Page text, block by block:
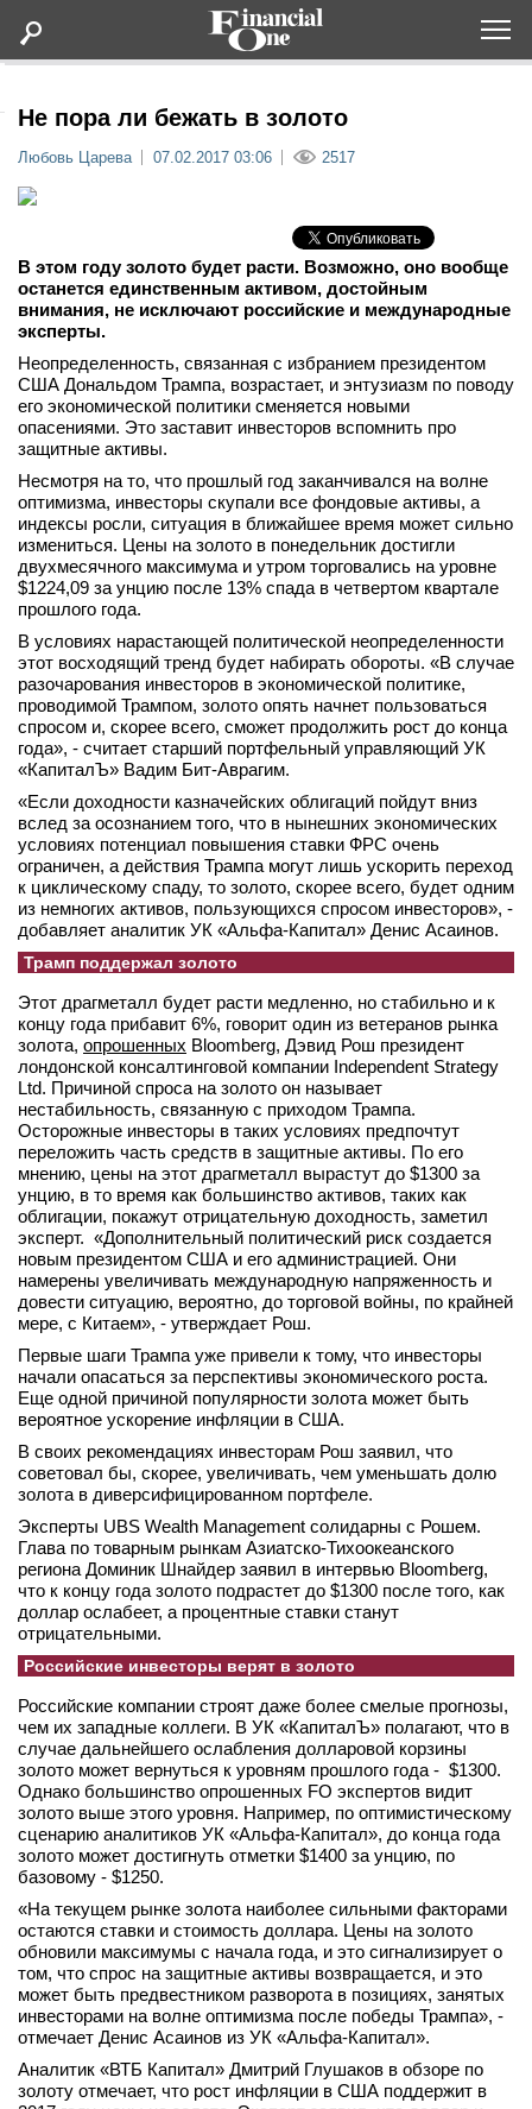
Lifestyle
Мероприятия
Новости
Интервью
вконтакте
телеграм
Стать автором
Вход
Не пора ли бежать в золото
Любовь Царева 07.02.2017 03:06 2517
В этом году золото будет расти. Возможно, оно вообще
останется единственным активом, достойным
внимания, не исключают российские и международные
эксперты.
Неопределенность, связанная с избранием президентом
США Дональдом Трампа, возрастает, и энтузиазм по поводу
его экономической политики сменяется новыми
опасениями. Это заставит инвесторов вспомнить про
защитные активы.
Несмотря на то, что прошлый год заканчивался на волне
оптимизма, инвесторы скупали все фондовые активы, а
индексы росли, ситуация в ближайшее время может сильно
измениться. Цены на золото в понедельник достигли
двухмесячного максимума и утром торговались на уровне
$1224,09 за унцию после 13% спада в четвертом квартале
прошлого года.
В условиях нарастающей политической неопределенности
этот восходящий тренд будет набирать обороты. «В случае
разочарования инвесторов в экономической политике,
проводимой Трампом, золото опять начнет пользоваться
спросом и, скорее всего, сможет продолжить рост до конца
года», - считает старший портфельный управляющий УК
«КапиталЪ» Вадим Бит-Аврагим.
«Если доходности казначейских облигаций пойдут вниз
вслед за осознанием того, что в нынешних экономических
условиях потенциал повышения ставки ФРС очень
ограничен, а действия Трампа могут лишь ускорить переход
к циклическому спаду, то золото, скорее всего, будет одним
из немногих активов, пользующихся спросом инвесторов», -
добавляет аналитик УК «Альфа-Капитал» Денис Асаинов.
Трамп поддержал золото
Этот драгметалл будет расти медленно, но стабильно и к
концу года прибавит 6%, говорит один из ветеранов рынка
золота, опрошенных Bloomberg, Дэвид Рош президент
лондонской консалтинговой компании Independent Strategy
Ltd. Причиной спроса на золото он называет
нестабильность, связанную с приходом Трампа.
Осторожные инвесторы в таких условиях предпочтут
переложить часть средств в защитные активы. По его
мнению, цены на этот драгметалл вырастут до $1300 за
унцию, в то время как большинство активов, таких как
облигации, покажут отрицательную доходность, заметил
эксперт. «Дополнительный политический риск создается
новым президентом США и его администрацией. Они
намерены увеличивать международную напряженность и
довести ситуацию, вероятно, до торговой войны, по крайней
мере, с Китаем», - утверждает Рош.
Первые шаги Трампа уже привели к тому, что инвесторы
начали опасаться за перспективы экономического роста.
Еще одной причиной популярности золота может быть
вероятное ускорение инфляции в США.
В своих рекомендациях инвесторам Рош заявил, что
советовал бы, скорее, увеличивать, чем уменьшать долю
золота в диверсифицированном портфеле.
Эксперты UBS Wealth Management солидарны с Рошем.
Глава по товарным рынкам Азиатско-Тихоокеанского
региона Доминик Шнайдер заявил в интервью Bloomberg,
что к концу года золото подрастет до $1300 после того, как
доллар ослабеет, а процентные ставки станут
отрицательными.
Российские инвесторы верят в золото
Российские компании строят даже более смелые прогнозы,
чем их западные коллеги. В УК «КапиталЪ» полагают, что в
случае дальнейшего ослабления долларовой корзины
золото может вернуться к уровням прошлого года - $1300.
Однако большинство опрошенных FO экспертов видит
золото выше этого уровня. Например, по оптимистическому
сценарию аналитиков УК «Альфа-Капитал», до конца года
золото может достигнуть отметки $1400 за унцию, по
базовому - $1250.
«На текущем рынке золота наиболее сильными факторами
остаются ставки и стоимость доллара. Цены на золото
обновили максимумы с начала года, и это сигнализирует о
том, что спрос на защитные активы возвращается, и это
может быть предвестником разворота в позициях, занятых
инвесторами на волне оптимизма после победы Трампа», -
отмечает Денис Асаинов из УК «Альфа-Капитал».
Аналитик «ВТБ Капитал» Дмитрий Глушаков в обзоре по
золоту отмечает, что рост инфляции в США поддержит в